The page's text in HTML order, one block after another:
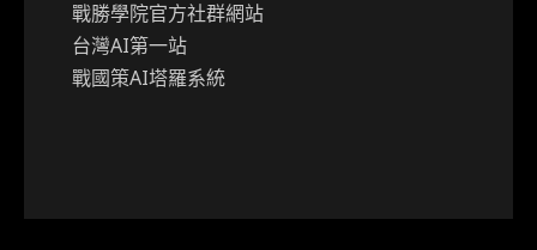
戰勝學院官方社群網站
台灣AI第一站
戰國策AI塔羅系統